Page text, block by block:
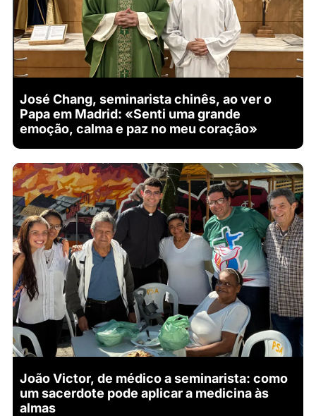
José Chang, seminarista chinês, ao ver o
Papa em Madrid: «Senti uma grande
emoção, calma e paz no meu coração»
João Victor, de médico a seminarista: como
um sacerdote pode aplicar a medicina às
almas